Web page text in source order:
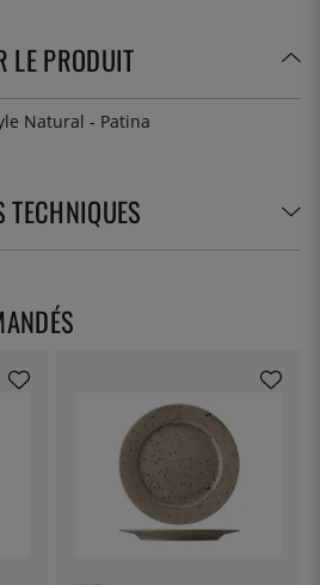
LE PRODUIT
Natural - Patina
TECHNIQUES